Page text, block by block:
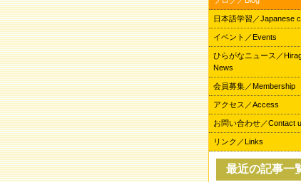
日本語学習／Japanese
イベント／Events
ひらがなニュース／
News
会員募集／Membership
アクセス／Access
お問い合わせ／Contact
リンク／Links
最近の記事一